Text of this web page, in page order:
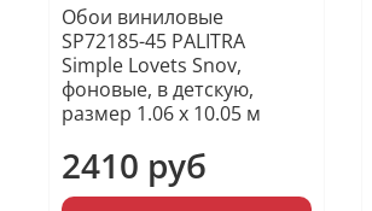
Обои виниловые
SP72185-45 PALITRA
Simple Lovets Snov,
фоновые, в детскую,
размер 1.06 х 10.05 м
2410 руб